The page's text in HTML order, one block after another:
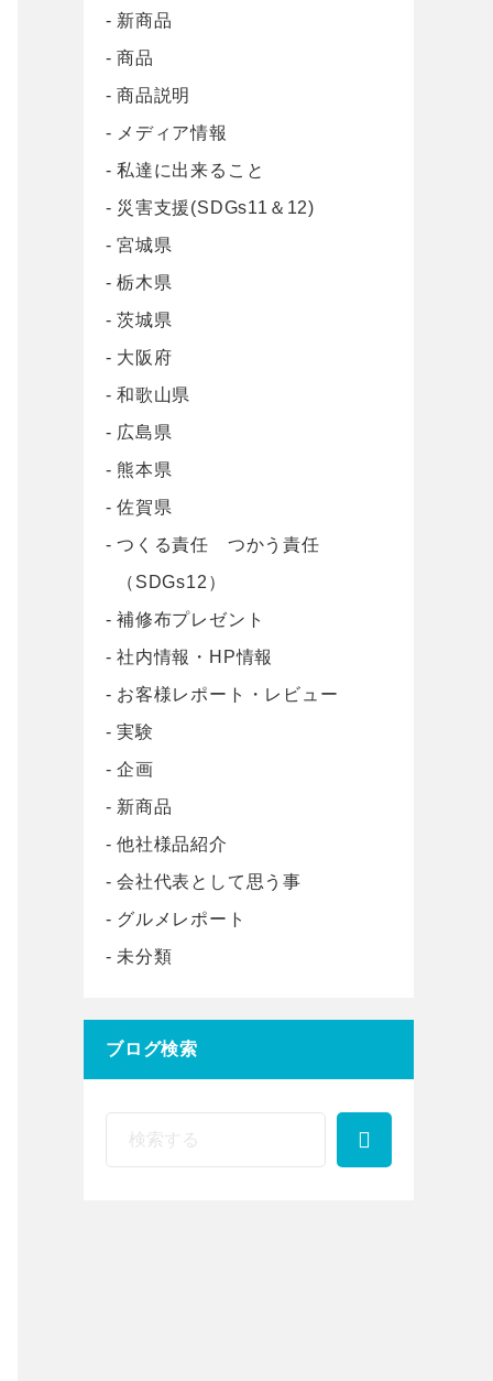
新商品
商品
商品説明
メディア情報
私達に出来ること
災害支援(SDGs11＆12)
宮城県
栃木県
茨城県
大阪府
和歌山県
広島県
熊本県
佐賀県
つくる責任 つかう責任
（SDGs12）
補修布プレゼント
社内情報・HP情報
お客様レポート・レビュー
実験
企画
新商品
他社様品紹介
会社代表として思う事
グルメレポート
未分類
ブログ検索